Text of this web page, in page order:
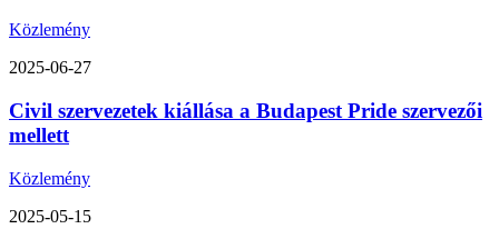
Közlemény
2025-06-27
Civil szervezetek kiállása a Budapest Pride szervezői
mellett
Közlemény
2025-05-15